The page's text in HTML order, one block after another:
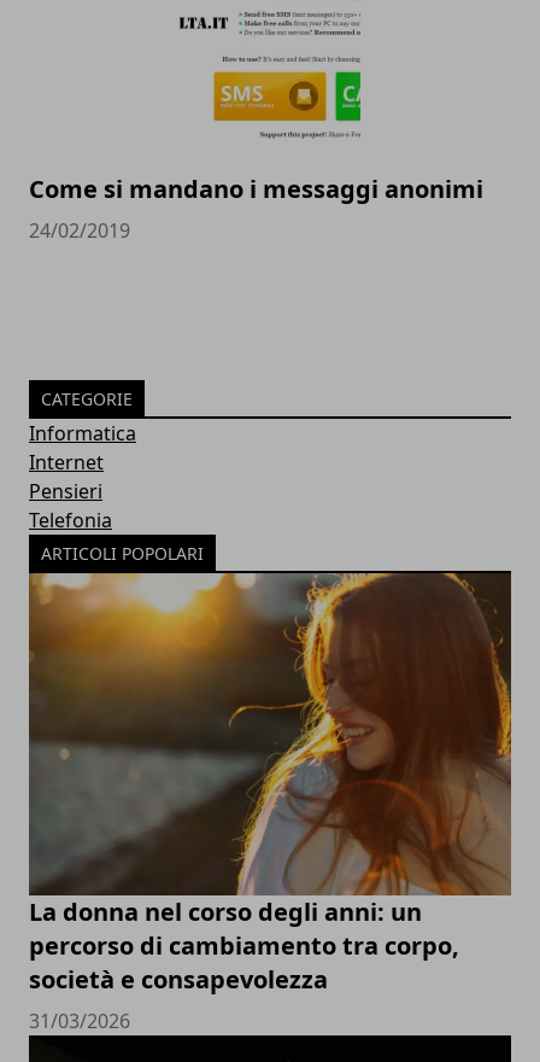
Come si mandano i messaggi anonimi
24/02/2019
CATEGORIE
Informatica
Internet
Pensieri
Telefonia
ARTICOLI POPOLARI
La donna nel corso degli anni: un
percorso di cambiamento tra corpo,
società e consapevolezza
31/03/2026